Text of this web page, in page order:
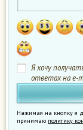
Я хочу
ответах на e-
Нажимая на кнопку я
принимаю политику